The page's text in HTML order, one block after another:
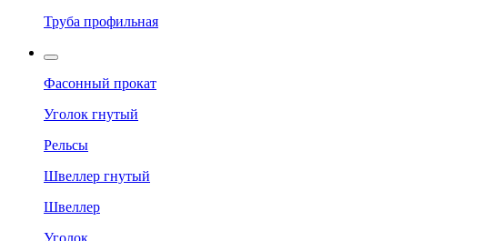
Труба профильная
Фасонный прокат
Уголок гнутый
Рельсы
Швеллер гнутый
Швеллер
Уголок